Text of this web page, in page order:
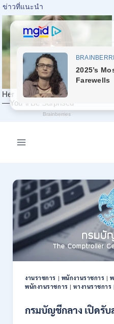
งานราชการ | พนักงานราชการ |
พนักงานราชการ |หางานราชการ
กรมบัญชีกลาง เปิดรั